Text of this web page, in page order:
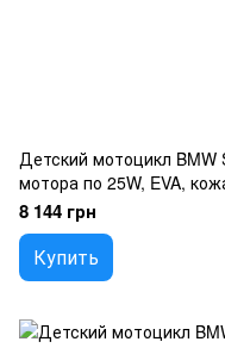
Детский мотоцикл BMW
мотора по 25W, EVA,
8 144 грн
Купить